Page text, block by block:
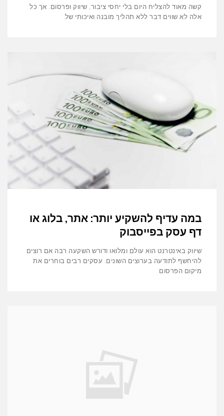
קשה מאוד להצליח היום בלי יחסי ציבור, שיווק ופרסום. אך כל
אלה לא שווים דבר ללא תהליך מובנה ואיכותי של
במה עדיף להשקיע יותר: אתר, בלוג או
דף עסק בפייסבוק
שיווק באינטרנט הוא עולם ומלואו ודורש השקעה רבה אם רוצים
להיחשף לתודעה בערוצים השונים. עסקים רבים בוחרים את
מיקום הפרסום